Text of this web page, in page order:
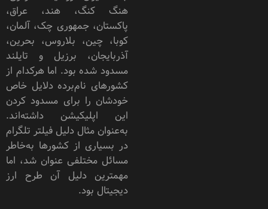
هنگ‌ کنگ، هند، عراق،
پاکستان، جمهوری چک، آلمان،
کوبا، چین، بلاروس، بحرین،
آذربایجان، برزیل و تایلند
مسدود شده بود. اما هرکدام از
کشورهای نام‌برده دلایل خاص
خودشان را برای مسدود کردن
این اپلیکیشن داشته‌اند.
به‌عنوان مثال دلیل فیلتر تلگرام
در بسیاری از کشورها به‌خاطر
مسائل مختلفی عنوان شد، اما
مهمترین دلیل آن طرح ارز
دیجیتال بود.